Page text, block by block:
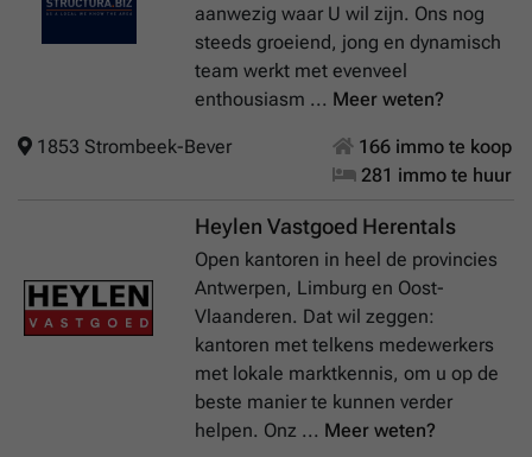
aanwezig waar U wil zijn. Ons nog
steeds groeiend, jong en dynamisch
team werkt met evenveel
enthousiasm ... Meer weten?
1853 Strombeek-Bever
166 immo te koop
281 immo te huur
Heylen Vastgoed Herentals
Open kantoren in heel de provincies
Antwerpen, Limburg en Oost-
Vlaanderen. Dat wil zeggen:
kantoren met telkens medewerkers
met lokale marktkennis, om u op de
beste manier te kunnen verder
helpen. Onz ... Meer weten?